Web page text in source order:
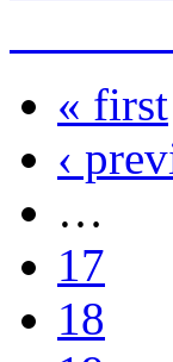
Pages« first
‹
…
17
18